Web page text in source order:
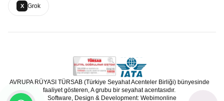
X Grok
AVRUPA RÜYASI TÜRSAB (Türkiye Seyahat Acenteler Birliği) bünyesinde
faaliyet gösteren, A grubu bir seyahat acentasıdır.
Software, Design & Development: Webimonline